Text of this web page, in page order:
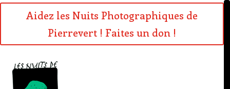
Aidez les Nuits Photographiques de
Pierrevert ! Faites un don !